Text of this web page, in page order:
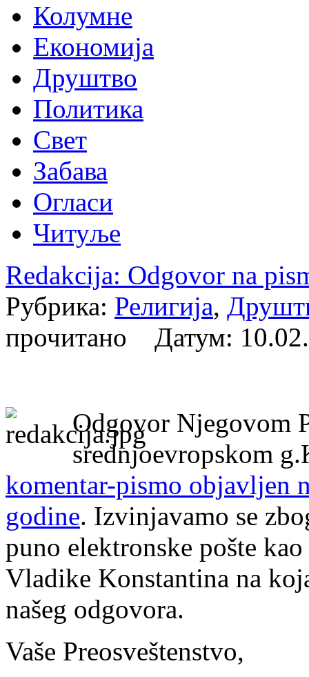
Колумне
Економија
Друштво
Политика
Свет
Забава
Огласи
Читуље
Redakcija: Odgovor na
Рубрика: Религија,
прочитано Датум:
Odgovor Njegovom
srednjoevropskom
komentar-pismo objavljen
godine. Izvinjavamo se
puno elektronske pošte
Vladike Konstantina na
našeg odgovora.
Vaše Preosveštenstvo,